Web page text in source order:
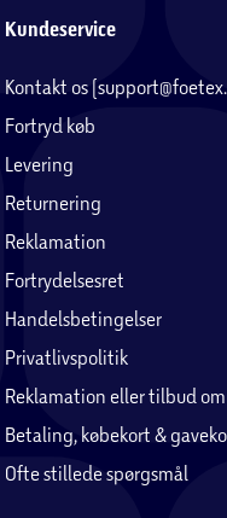
Kundeservice
Kontakt os
Fortryd køb
Levering
Returnering
Reklamation
Fortrydelsesret
Handelsbetingelser
Privatlivspolitik
Reklamation eller tilbud
Betaling, købekort &
Ofte stillede spørgsmål